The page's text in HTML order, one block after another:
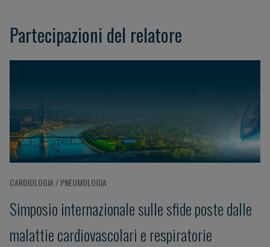
Partecipazioni del relatore
CARDIOLOGIA / PNEUMOLOGIA
Simposio internazionale sulle sfide poste dalle
malattie cardiovascolari e respiratorie